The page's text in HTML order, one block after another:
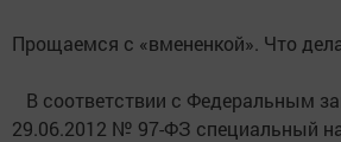
Прощаемся с «вмененкой». Что
В соответствии с Федеральным
29.06.2012 № 97-ФЗ специальный